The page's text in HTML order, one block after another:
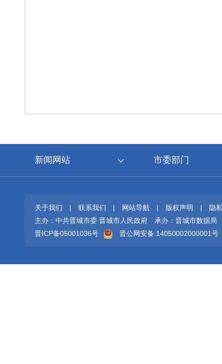
新闻网站 市委部门
关于我们 | 联系我们 | 网站导航 | 版权声明 |
隐
主办：中共晋城市委 晋城市人民政府
承办：晋城市数据局
晋ICP备05001036号
晋公网安备 14050002000001号